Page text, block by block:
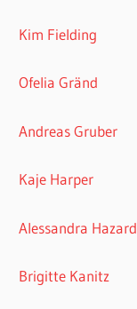
Kim Fielding
Ofelia Gränd
Andreas Gruber
Kaje Harper
Alessandra Hazard
Brigitte Kanitz